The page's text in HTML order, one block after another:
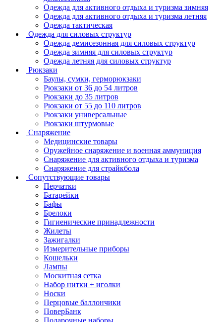
Одежда для активного отдыха и туризма зимняя
Одежда для активного отдыха и туризма летняя
Одежда тактическая
Одежда для силовых структур
Одежда демисезонная для силовых структур
Одежда зимняя для силовых структур
Одежда летняя для силовых структур
Рюкзаки
Баулы, сумки, герморюкзаки
Рюкзаки от 36 до 54 литров
Рюкзаки до 35 литров
Рюкзаки от 55 до 110 литров
Рюкзаки универсальные
Рюкзаки штурмовые
Снаряжение
Медицинские товары
Оружейное снаряжение и военная аммуниция
Снаряжение для активного отдыха и туризма
Снаряжение для страйкбола
Сопутствующие товары
Перчатки
Батарейки
Бафы
Брелоки
Гигиенические принадлежности
Жилеты
Зажигалки
Измерительные приборы
Кошельки
Лампы
Москитная сетка
Набор нитки + иголки
Носки
Перцовые баллончики
ПоверБанк